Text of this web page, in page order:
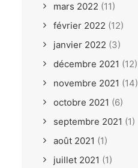
mars 2022 (11)
février 2022 (12)
janvier 2022 (3)
décembre 2021 (12)
novembre 2021 (14)
octobre 2021 (6)
septembre 2021 (1)
août 2021 (1)
juillet 2021 (1)